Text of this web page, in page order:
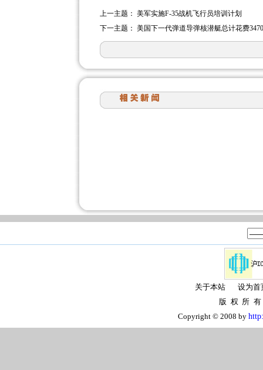
上一主题： 美军实施F-35战机飞行员培训计划
下一主题： 美国下一代弹道导弹核潜艇总计花费